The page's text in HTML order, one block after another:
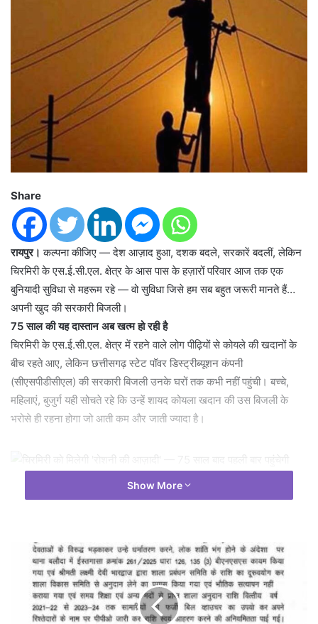
Share
रायपुर। कल्पना कीजिए — देश आज़ाद हुआ, दशक बदले, सरकारें बदलीं, लेकिन
चिरमिरी के एस.ई.सी.एल. क्षेत्र के आस पास के हज़ारों परिवार आज तक एक
बुनियादी सुविधा से महरूम रहे — वो सुविधा जिसे हम सब बहुत जरूरी मानते हैं…
अपनी खुद की सरकारी बिजली।
75 साल की यह दास्तान अब खत्म हो रही है
चिरमिरी के एस.ई.सी.एल. क्षेत्र में रहने वाले लोग पीढ़ियों से कोयले की खदानों के
बीच रहते आए, लेकिन छत्तीसगढ़ स्टेट पॉवर डिस्ट्रीब्यूशन कंपनी
(सीएसपीडीसीएल) की सरकारी बिजली उनके घरों तक कभी नहीं पहुंची। बच्चे,
महिलाएं, बुजुर्ग यही सोचते रहे कि उन्हें शायद कोयला खदान की उस बिजली के
भरोसे ही रहना होगा जो आती कम और जाती ज्यादा है।
09 दिसंबर 2024 को मुख्यमंत्री विष्णुदेव साय ने जिला मनेन्द्रगढ़- चिरमिरी-
भरतपुर के प्रवास के दौरान नगर निगम चिरमिरी में सीएसपीडीसीएल से बिजली
आपूर्ति की घोषणा की थी। यह महज एक राजनीतिक घोषणा नहीं थी — यह उन
लाखों आंखों की उम्मीद थी जो दशकों से टकटकी लगाए बैठी थीं।
अब वह वादा पूरा हो रहा है
Show More